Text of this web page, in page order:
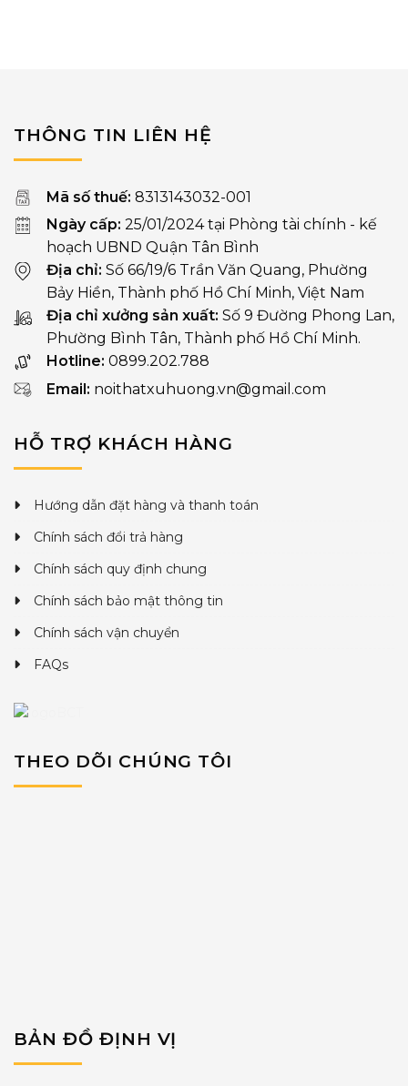
THÔNG TIN LIÊN HỆ
Mã số thuế: 8313143032-001
Ngày cấp: 25/01/2024 tại Phòng tài chính - kế
hoạch UBND Quận Tân Bình
Địa chỉ: Số 66/19/6 Trần Văn Quang, Phường
Bảy Hiền, Thành phố Hồ Chí Minh, Việt Nam
Địa chỉ xưởng sản xuất: Số 9 Đường Phong Lan,
Phường Bình Tân, Thành phố Hồ Chí Minh.
Hotline: 0899.202.788
Email: noithatxuhuong.vn@gmail.com
HỖ TRỢ KHÁCH HÀNG
Hướng dẫn đặt hàng và thanh toán
Chính sách đổi trả hàng
Chính sách quy định chung
Chính sách bảo mật thông tin
Chính sách vận chuyển
FAQs
THEO DÕI CHÚNG TÔI
BẢN ĐỒ ĐỊNH VỊ